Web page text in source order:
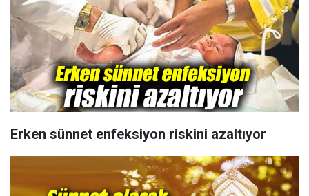
Erken sünnet enfeksiyon riskini azaltıyor